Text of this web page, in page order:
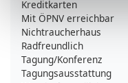
Kreditkarten
Mit ÖPNV erreichbar
Nichtraucherhaus
Radfreundlich
Tagung/Konferenz
Tagungsausstattung